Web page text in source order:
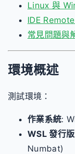
Linux 與
IDE
常見問題與
環境概述
測試環境：
作業系統:
WSL 發行版
Numbat)